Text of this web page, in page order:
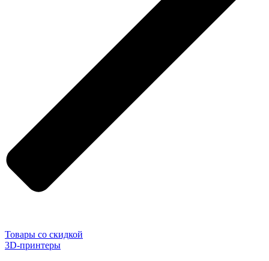
Товары со скидкой
3D-принтеры